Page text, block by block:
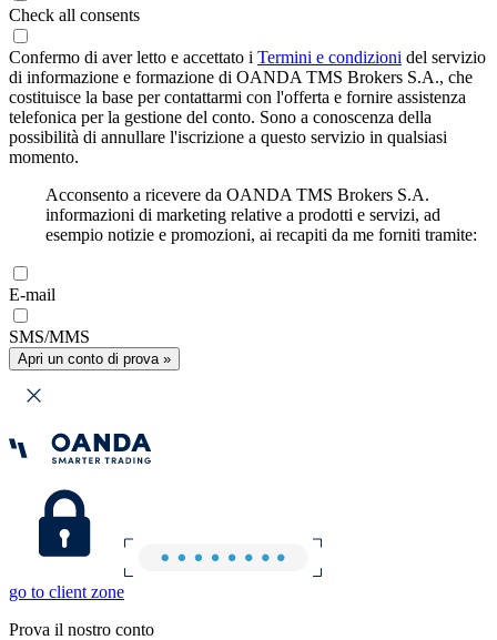
Check all consents
Confermo di aver letto e accettato i Termini e condizioni del servizio
di informazione e formazione di OANDA TMS Brokers S.A., che
costituisce la base per contattarmi con l'offerta e fornire assistenza
telefonica per la gestione del conto. Sono a conoscenza della
possibilità di annullare l'iscrizione a questo servizio in qualsiasi
momento.
Acconsento a ricevere da OANDA TMS Brokers S.A.
informazioni di marketing relative a prodotti e servizi, ad
esempio notizie e promozioni, ai recapiti da me forniti tramite:
E-mail
SMS/MMS
Apri un conto di prova »
go to client zone
Prova il nostro conto